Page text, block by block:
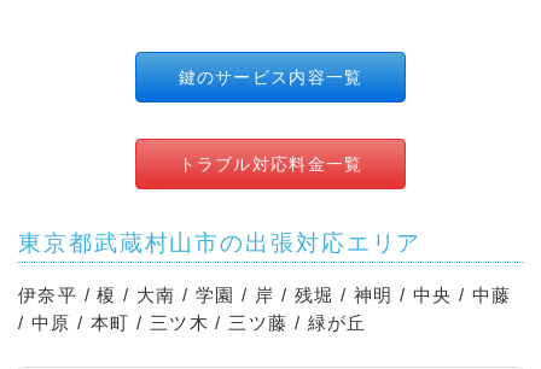
鍵のサービス内容一覧
トラブル対応料金一覧
東京都武蔵村山市の出張対応エリア
伊奈平 / 榎 / 大南 / 学園 / 岸 / 残堀 / 神明 / 中央 / 中藤
/ 中原 / 本町 / 三ツ木 / 三ツ藤 / 緑が丘